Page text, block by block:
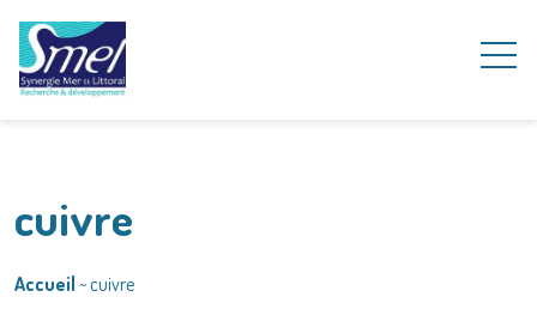
cuivre
Accueil ~cuivre